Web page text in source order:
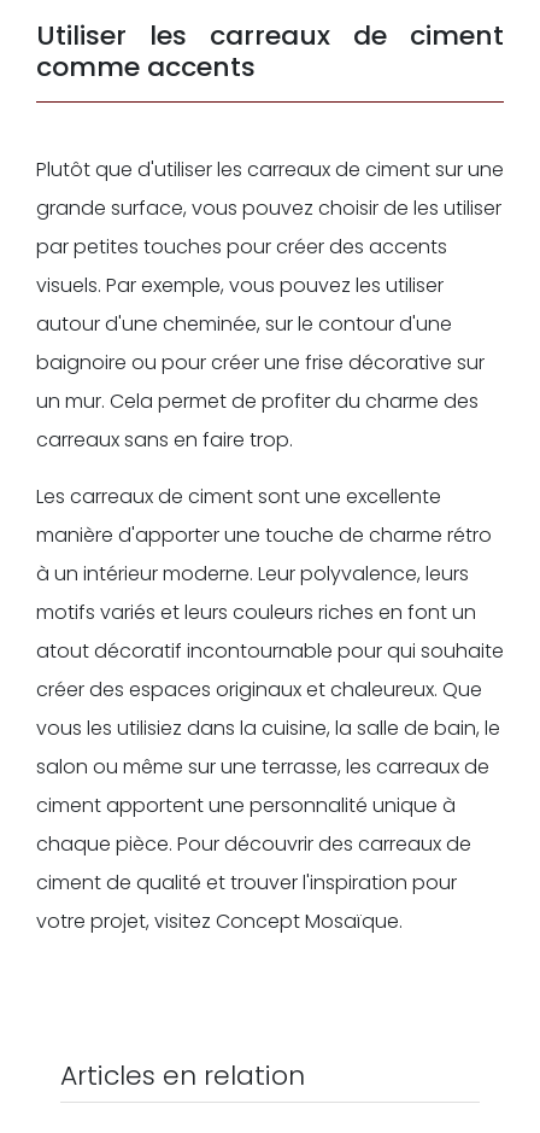
Utiliser les carreaux de ciment
comme accents
Plutôt que d'utiliser les carreaux de ciment sur une
grande surface, vous pouvez choisir de les utiliser
par petites touches pour créer des accents
visuels. Par exemple, vous pouvez les utiliser
autour d'une cheminée, sur le contour d'une
baignoire ou pour créer une frise décorative sur
un mur. Cela permet de profiter du charme des
carreaux sans en faire trop.
Les carreaux de ciment sont une excellente
manière d'apporter une touche de charme rétro
à un intérieur moderne. Leur polyvalence, leurs
motifs variés et leurs couleurs riches en font un
atout décoratif incontournable pour qui souhaite
créer des espaces originaux et chaleureux. Que
vous les utilisiez dans la cuisine, la salle de bain, le
salon ou même sur une terrasse, les carreaux de
ciment apportent une personnalité unique à
chaque pièce. Pour découvrir des carreaux de
ciment de qualité et trouver l'inspiration pour
votre projet, visitez Concept Mosaïque.
Articles en relation